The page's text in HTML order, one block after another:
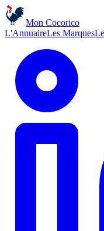
Mon Cocorico
L'AnnuaireLes Marques